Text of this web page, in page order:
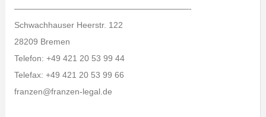
—————————————————————-
Schwachhauser Heerstr. 122
28209 Bremen
Telefon: +49 421 20 53 99 44
Telefax: +49 421 20 53 99 66
franzen@franzen-legal.de